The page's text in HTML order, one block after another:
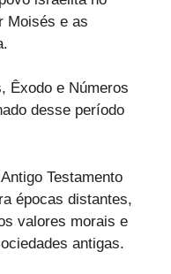
Moisés e as
Êxodo e Números
desse período
Testamento
épocas distantes,
valores morais e
antigas.